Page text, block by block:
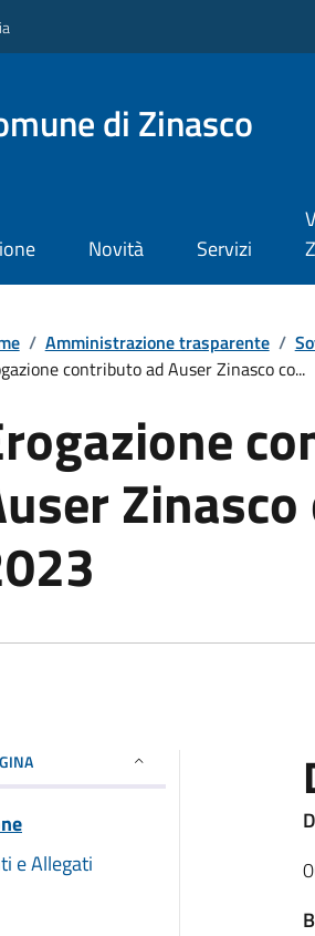
di Zinasco
Novità Servizi
/ Amministrazione trasparente /
contributo ad Auser Zinasco co...
e Allegati